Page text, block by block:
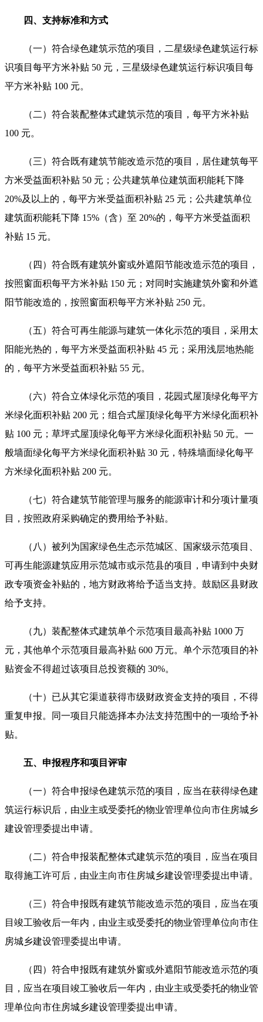
四、支持标准和方式
（一）符合绿色建筑示范的项目，二星级绿色建筑运行标
识项目每平方米补贴 50 元，三星级绿色建筑运行标识项目每
平方米补贴 100 元。
（二）符合装配整体式建筑示范的项目，每平方米补贴
100 元。
（三）符合既有建筑节能改造示范的项目，居住建筑每平
方米受益面积补贴 50 元；公共建筑单位建筑面积能耗下降
20%及以上的，每平方米受益面积补贴 25 元；公共建筑单位
建筑面积能耗下降 15%（含）至 20%的，每平方米受益面积
补贴 15 元。
（四）符合既有建筑外窗或外遮阳节能改造示范的项目，
按照窗面积每平方米补贴 150 元；对同时实施建筑外窗和外遮
阳节能改造的，按照窗面积每平方米补贴 250 元。
（五）符合可再生能源与建筑一体化示范的项目，采用太
阳能光热的，每平方米受益面积补贴 45 元；采用浅层地热能
的，每平方米受益面积补贴 55 元。
（六）符合立体绿化示范的项目，花园式屋顶绿化每平方
米绿化面积补贴 200 元；组合式屋顶绿化每平方米绿化面积补
贴 100 元；草坪式屋顶绿化每平方米绿化面积补贴 50 元。一
般墙面绿化每平方米绿化面积补贴 30 元，特殊墙面绿化每平
方米绿化面积补贴 200 元。
（七）符合建筑节能管理与服务的能源审计和分项计量项
目，按照政府采购确定的费用给予补贴。
（八）被列为国家绿色生态示范城区、国家级示范项目、
可再生能源建筑应用示范城市或示范县的项目，申请到中央财
政专项资金补贴的，地方财政将给予适当支持。鼓励区县财政
给予支持。
（九）装配整体式建筑单个示范项目最高补贴 1000 万
元，其他单个示范项目最高补贴 600 万元。单个示范项目的补
贴资金不得超过该项目总投资额的 30%。
（十）已从其它渠道获得市级财政资金支持的项目，不得
重复申报。同一项目只能选择本办法支持范围中的一项给予补
贴。
五、申报程序和项目评审
（一）符合申报绿色建筑示范的项目，应当在获得绿色建
筑运行标识后，由业主或受委托的物业管理单位向市住房城乡
建设管理委提出申请。
（二）符合申报装配整体式建筑示范的项目，应当在项目
取得施工许可后，由业主向市住房城乡建设管理委提出申请。
（三）符合申报既有建筑节能改造示范的项目，应当在项
目竣工验收后一年内，由业主或受委托的物业管理单位向市住
房城乡建设管理委提出申请。
（四）符合申报既有建筑外窗或外遮阳节能改造示范的项
目，应当在项目竣工验收后一年内，由业主或受委托的物业管
理单位向市住房城乡建设管理委提出申请。